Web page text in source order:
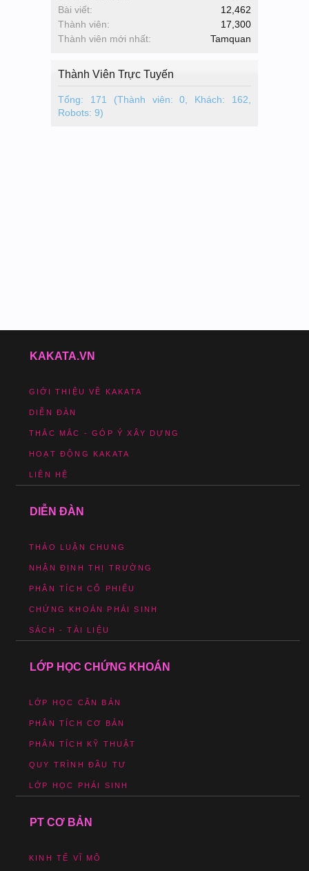
Bài viết:
12,462
Thành viên:
17,300
Thành viên mới nhất:
Tamquan
Thành Viên Trực Tuyến
Tổng: 171 (Thành viên: 0, Khách: 162,
Robots: 9)
KAKATA.VN
GIỚI THIỆU VỀ KAKATA
DIỄN ĐÀN
THẮC MẮC - GÓP Ý XÂY DỰNG
HOẠT ĐỘNG KAKATA
LIÊN HỆ
DIỄN ĐÀN
THẢO LUẬN CHUNG
NHẬN ĐỊNH THỊ TRƯỜNG
PHÂN TÍCH CỔ PHIẾU
CHỨNG KHOÁN PHÁI SINH
SÁCH - TÀI LIỆU
LỚP HỌC CHỨNG KHOÁN
LỚP HỌC CĂN BẢN
PHÂN TÍCH CƠ BẢN
PHÂN TÍCH KỸ THUẬT
QUY TRÌNH ĐẦU TƯ
LỚP HỌC PHÁI SINH
PT CƠ BẢN
KINH TẾ VĨ MÔ